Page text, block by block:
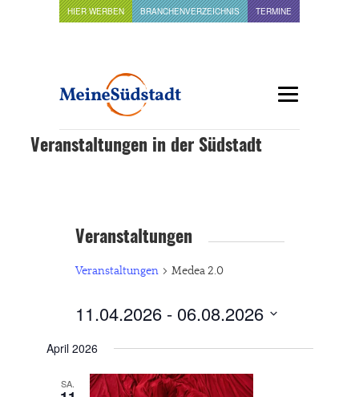
HIER WERBEN BRANCHENVERZEICHNIS TERMINE
Veranstaltungen in der Südstadt
Veranstaltungen
Veranstaltungen Medea 2.0
11.04.2026 - 06.08.2026
wählen.
April 2026
SA.